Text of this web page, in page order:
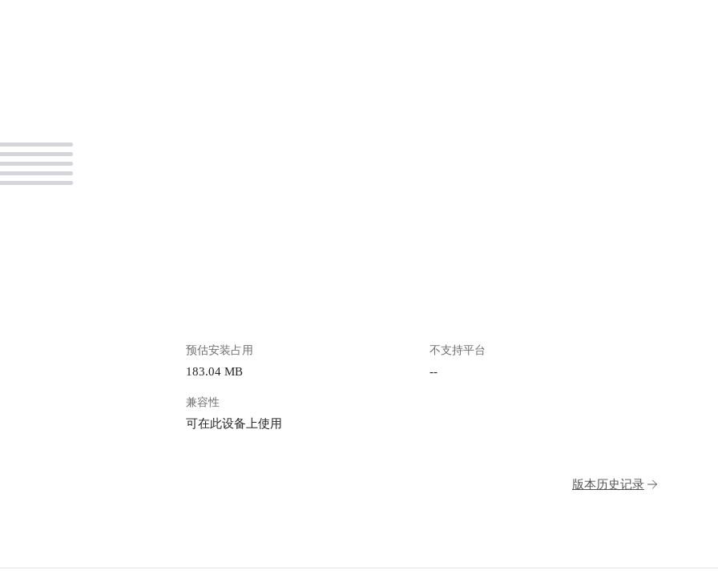
预估安装占用
183.04 MB
不支持平台
--
兼容性
可在此设备上使用
版本历史记录